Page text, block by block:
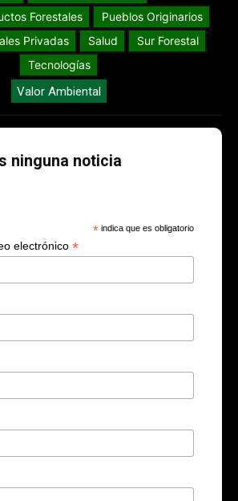
Forestales
Pueblos Originarios
Privadas
Salud
Sur Forestal
Tecnologías
Valor Ambiental
ninguna noticia
* indica que es obligatorio
electrónico *